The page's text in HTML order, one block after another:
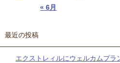
« 6月
最近の投稿
エクストレィルにウェルカムプ